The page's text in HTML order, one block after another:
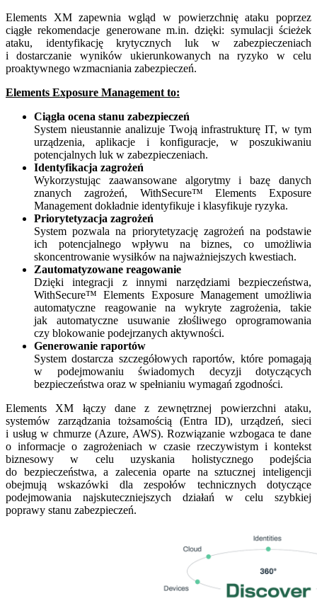
Elements XM zapewnia wgląd w powierzchnię ataku poprzez
ciągłe rekomendacje generowane m.in. dzięki: symulacji ścieżek
ataku, identyfikację krytycznych luk w zabezpieczeniach
i dostarczanie wyników ukierunkowanych na ryzyko w celu
proaktywnego wzmacniania zabezpieczeń.
Elements Exposure Management to:
Ciągła ocena stanu zabezpieczeń
System nieustannie analizuje Twoją infrastrukturę IT, w tym
urządzenia, aplikacje i konfiguracje, w poszukiwaniu
potencjalnych luk w zabezpieczeniach.
Identyfikacja zagrożeń
Wykorzystując zaawansowane algorytmy i bazę danych
znanych zagrożeń, WithSecure™ Elements Exposure
Management dokładnie identyfikuje i klasyfikuje ryzyka.
Priorytetyzacja zagrożeń
System pozwala na priorytetyzację zagrożeń na podstawie
ich potencjalnego wpływu na biznes, co umożliwia
skoncentrowanie wysiłków na najważniejszych kwestiach.
Zautomatyzowane reagowanie
Dzięki integracji z innymi narzędziami bezpieczeństwa,
WithSecure™ Elements Exposure Management umożliwia
automatyczne reagowanie na wykryte zagrożenia, takie
jak automatyczne usuwanie złośliwego oprogramowania
czy blokowanie podejrzanych aktywności.
Generowanie raportów
System dostarcza szczegółowych raportów, które pomagają
w podejmowaniu świadomych decyzji dotyczących
bezpieczeństwa oraz w spełnianiu wymagań zgodności.
Elements XM łączy dane z zewnętrznej powierzchni ataku,
systemów zarządzania tożsamością (Entra ID), urządzeń, sieci
i usług w chmurze (Azure, AWS). Rozwiązanie wzbogaca te dane
o informacje o zagrożeniach w czasie rzeczywistym i kontekst
biznesowy w celu uzyskania holistycznego podejścia
do bezpieczeństwa, a zalecenia oparte na sztucznej inteligencji
obejmują wskazówki dla zespołów technicznych dotyczące
podejmowania najskuteczniejszych działań w celu szybkiej
poprawy stanu zabezpieczeń.